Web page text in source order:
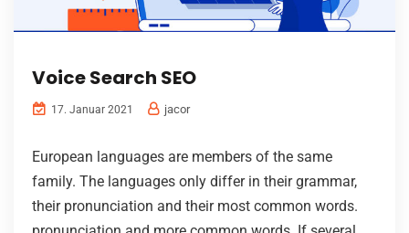
Voice Search SEO
17. Januar 2021 jacor
European languages are members of the same
family. The languages only differ in their grammar,
their pronunciation and their most common words.